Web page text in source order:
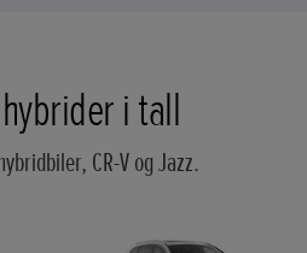
i tall
CR-V og Jazz.